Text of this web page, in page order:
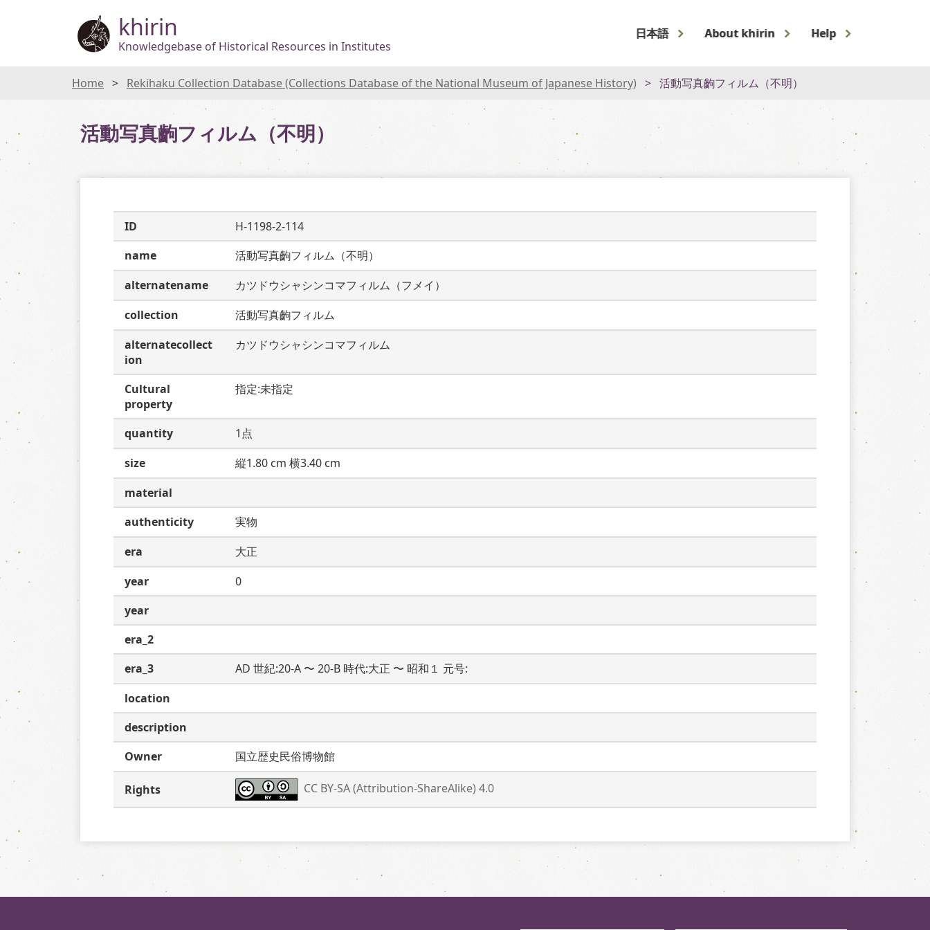
khirin
Knowledgebase of Historical Resources in Institutes
日本語 About khirin Help
Home Rekihaku Collection Database (Collections Database of the National Museum of Japanese History) 活動写真齣フィルム（不明）
活動写真齣フィルム（不明）
ID
H-1198-2-114
name
活動写真齣フィルム（不明）
alternatename
カツドウシャシンコマフィルム（フメイ）
collection
活動写真齣フィルム
alternatecollect
ion
カツドウシャシンコマフィルム
Cultural
property
指定:未指定
quantity
1点
size
縦1.80 cm 横3.40 cm
material
authenticity
実物
era
大正
year
0
year
era_2
era_3
AD 世紀:20-A 〜 20-B 時代:大正 〜 昭和１ 元号:
location
description
Owner
国立歴史民俗博物館
Rights CC BY-SA (Attribution-ShareAlike) 4.0